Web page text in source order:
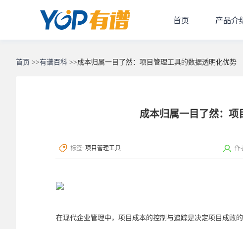
首页 产品介
首页 >>有谱百科 >>成本归属一目了然：项目管理工具的数据透明化优势
成本归属一目了然：项
标签: 项目管理工具 作
在现代企业管理中，项目成本的控制与追踪是决定项目成败